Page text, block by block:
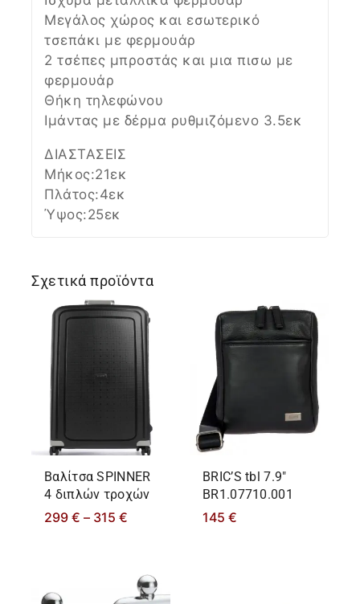
Μεγάλος χώρος και εσωτερικό
τσεπάκι με φερμουάρ
2 τσέπες μπροστάς και μια πισω με
φερμουάρ
Θήκη τηλεφώνου
Ιμάντας με δέρμα ρυθμιζόμενο 3.5εκ
ΔΙΑΣΤΑΣΕΙΣ
Μήκος:21εκ
Πλάτος:4εκ
Ύψος:25εκ
Σχετικά προϊόντα
Βαλίτσα SPINNER
4 διπλών τροχών
299 € – 315 €
BRIC’S tbl 7.9″
BR1.07710.001
145 €